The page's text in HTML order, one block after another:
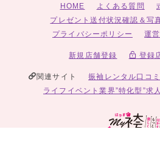
HOME よくある質問
プレゼント送付状況確認＆写
プライバシーポリシー
運
新規店舗登録 登録
関連サイト
振袖レンタル口コ
ライフイベント業界”特化型”求